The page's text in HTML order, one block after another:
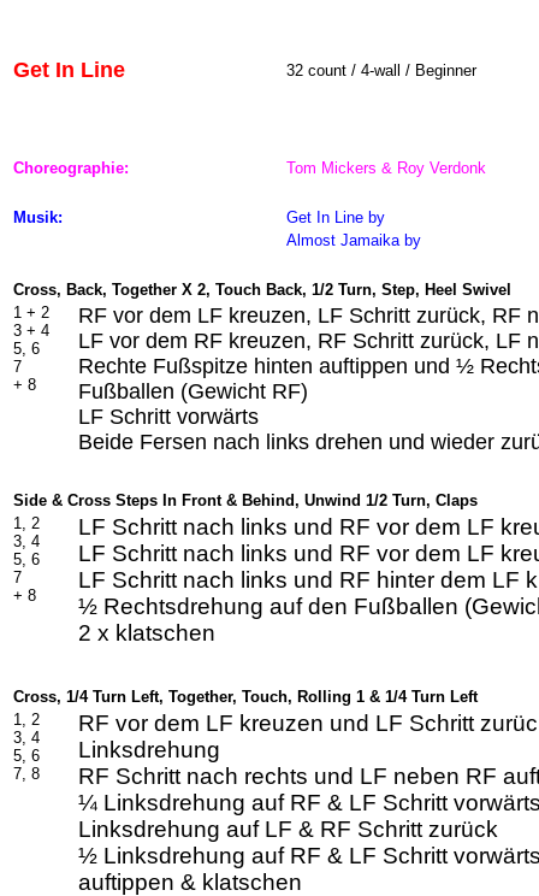
Get In Line 32 count / 4-wall / Beginner
Choreographie: Tom Mickers & Roy Verdonk
Musik: Get In Line by
Almost Jamaika by
Cross, Back, Together X 2, Touch Back, 1/2 Turn, Step, Heel Swivel
1 + 2
3 + 4
5, 6
7
+ 8
RF vor dem LF kreuzen, LF Schritt zurück, RF
LF vor dem RF kreuzen, RF Schritt zurück, LF
Rechte Fußspitze hinten auftippen und ½
Fußballen (Gewicht RF)
LF Schritt vorwärts
Beide Fersen nach links drehen und wieder
Side & Cross Steps In Front & Behind, Unwind 1/2 Turn, Claps
1, 2
3, 4
5, 6
7
+ 8
LF Schritt nach links und RF vor dem LF
LF Schritt nach links und RF vor dem LF
LF Schritt nach links und RF hinter dem LF
½ Rechtsdrehung auf den Fußballen
2 x klatschen
Cross, 1/4 Turn Left, Together, Touch, Rolling 1 & 1/4 Turn Left
1, 2
3, 4
5, 6
7, 8
RF vor dem LF kreuzen und LF Schritt
Linksdrehung
RF Schritt nach rechts und LF neben RF
¼ Linksdrehung auf RF & LF Schritt
Linksdrehung auf LF & RF Schritt zurück
½ Linksdrehung auf RF & LF Schritt
auftippen & klatschen